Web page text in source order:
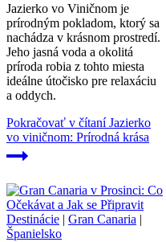
Jazierko vo Viničnom je
prírodným pokladom, ktorý sa
nachádza v krásnom prostredí.
Jeho jasná voda a okolitá
príroda robia z tohto miesta
ideálne útočisko pre relaxáciu
a oddych.
Pokračovať v čítaníJazierko
vo viničnom: Prírodná krása
Destinácie | Gran Canaria |
Španielsko